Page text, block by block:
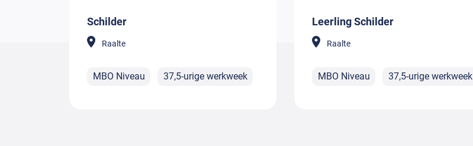
Schilder
Raalte
MBO Niveau 37,5-urige werkweek
Leerling Schilder
Raalte
MBO Niveau 37,5-urige werkweek